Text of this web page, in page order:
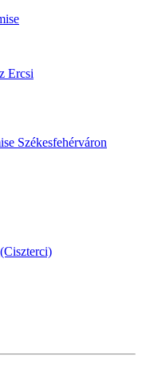
Ercsi
Székesfehérváron